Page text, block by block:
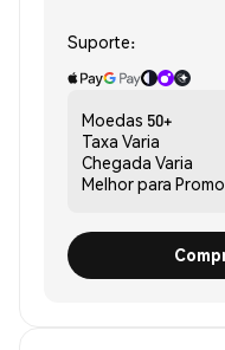
Suporte:
Moedas 50+
Taxa Varia
Chegada Varia
Melhor para